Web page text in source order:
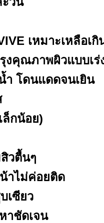
เหมาะเหลือเกิ
งคุณภาพผิวแบบเร่
ำ โดนแดดจนเยิน⁣⁣
ล็กน้อย)⁣⁣
วตื้นๆ⁣⁣
าไม่ค่อยติด⁣⁣
เซียว⁣⁣
าชัดเจน⁣⁣